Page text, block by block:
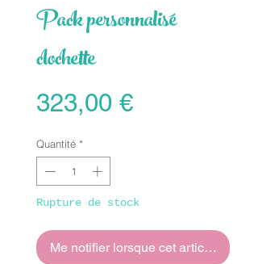
Pack personnalisé
clochette
323,00 €Prix
Quantité *
Rupture de stock
Me notifier lorsque cet article est